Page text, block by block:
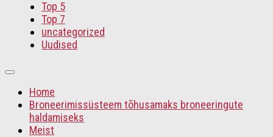
Top 5
Top 7
uncategorized
Uudised
Home
Broneerimissüsteem tõhusamaks broneeringute
haldamiseks
Meist